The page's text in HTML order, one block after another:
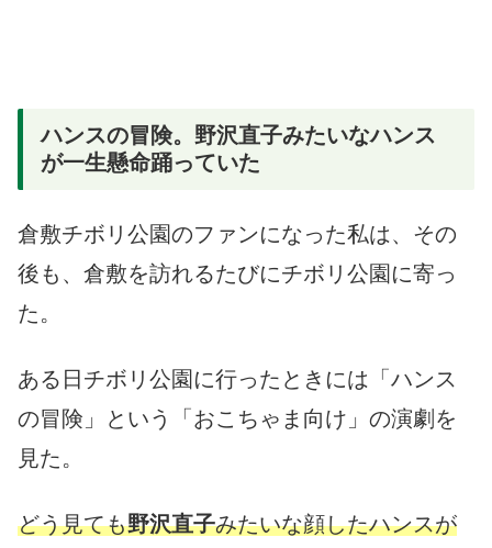
ハンスの冒険。野沢直子みたいなハンス
が一生懸命踊っていた
倉敷チボリ公園のファンになった私は、その
後も、倉敷を訪れるたびにチボリ公園に寄っ
た。
ある日チボリ公園に行ったときには「ハンス
の冒険」という「おこちゃま向け」の演劇を
見た。
どう見ても野沢直子みたいな顔したハンスが